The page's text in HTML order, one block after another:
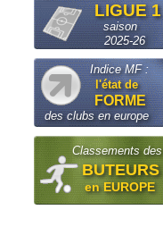
LIGUE 1
saison
2025-26
Indice MF :
l'état de
FORME
des clubs en europe
Classements des
BUTEURS
en EUROPE